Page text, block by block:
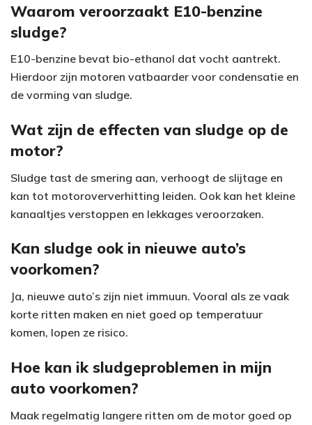
Waarom veroorzaakt E10-benzine
sludge?
E10-benzine bevat bio-ethanol dat vocht aantrekt.
Hierdoor zijn motoren vatbaarder voor condensatie en
de vorming van sludge.
Wat zijn de effecten van sludge op de
motor?
Sludge tast de smering aan, verhoogt de slijtage en
kan tot motoroververhitting leiden. Ook kan het kleine
kanaaltjes verstoppen en lekkages veroorzaken.
Kan sludge ook in nieuwe auto’s
voorkomen?
Ja, nieuwe auto’s zijn niet immuun. Vooral als ze vaak
korte ritten maken en niet goed op temperatuur
komen, lopen ze risico.
Hoe kan ik sludgeproblemen in mijn
auto voorkomen?
Maak regelmatig langere ritten om de motor goed op